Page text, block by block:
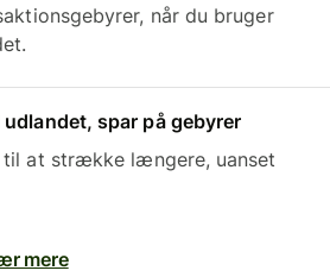
når du bruger
spar på gebyrer
til at strække længere, uanset
mere